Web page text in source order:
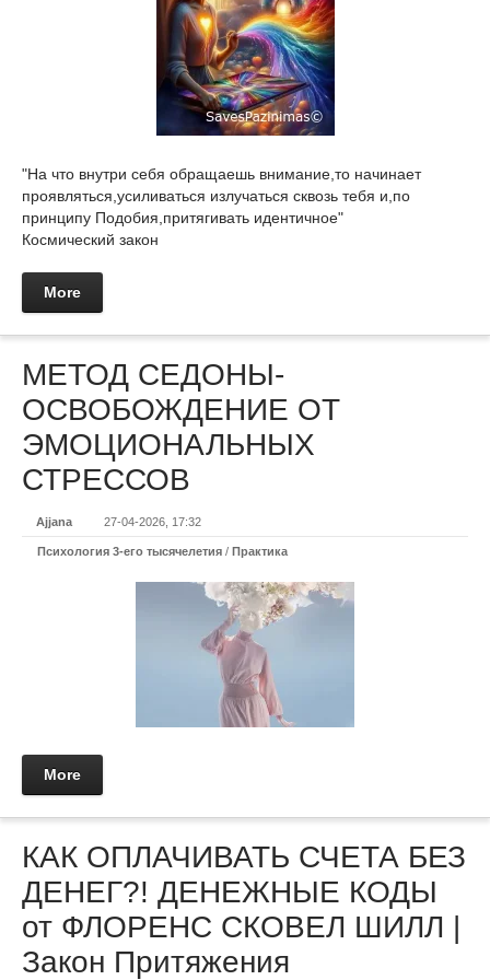
"На что внутри себя обращаешь внимание,то начинает
проявляться,усиливаться излучаться сквозь тебя и,по
принципу Подобия,притягивать идентичное"
Космический закон
More
МЕТОД СЕДОНЫ-
ОСВОБОЖДЕНИЕ ОТ
ЭМОЦИОНАЛЬНЫХ
СТРЕССОВ
Ajjana 27-04-2026, 17:32
Психология 3-его тысячелетия / Практикa
More
КАК ОПЛАЧИВАТЬ СЧЕТА БЕЗ
ДЕНЕГ?! ДЕНЕЖНЫЕ КОДЫ
от ФЛОРЕНС СКОВЕЛ ШИЛЛ |
Закон Притяжения